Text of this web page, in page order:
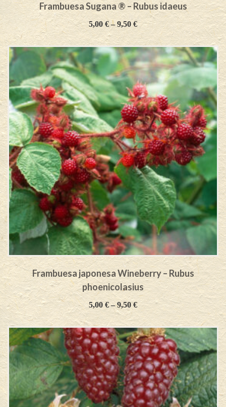
Frambuesa Sugana ® – Rubus idaeus
5,00€–9,50€
Frambuesa japonesa Wineberry – Rubus
phoenicolasius
5,00€–9,50€